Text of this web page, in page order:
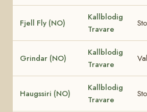
Fjell Fly (NO)
Kallblodig
Travare
Sto
Grindar (NO)
Kallblodig
Travare
Haugssiri (NO)
Kallblodig
Travare
Sto